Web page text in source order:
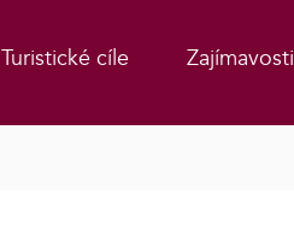
Turistické cíle Zajímavosti